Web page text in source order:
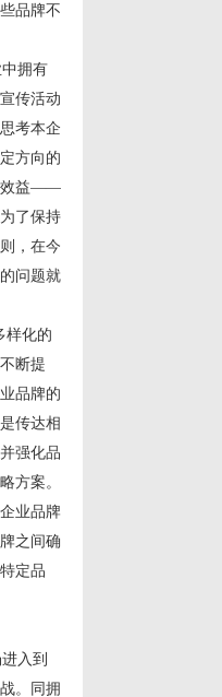
品牌不
拥有
传活动
考本企
方向的
效益——
了保持
，在今
问题就
样化的
断提
品牌的
传达相
强化品
方案。
业品牌
之间确
定品
入到
。同拥